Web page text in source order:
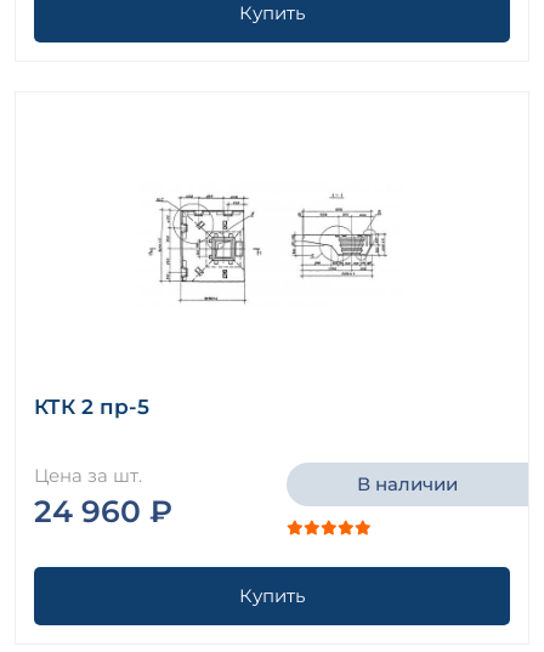
Купить
КТК 2 пр-5
Цена за шт.
24 960 ₽
В наличии
Купить